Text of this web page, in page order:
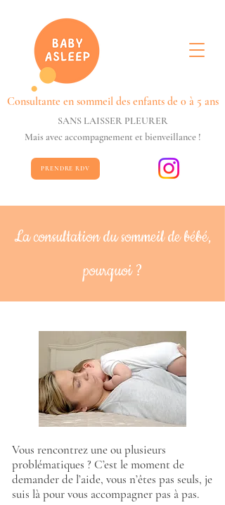
Consultante en sommeil des enfants de 0 à 5 ans
SANS LAISSER PLEURER
Mais avec accompagnement et bienveillance !
PRENDRE RDV
La consultation du sommeil de bébé,
pourquoi ?
Vous rencontrez une ou plusieurs
problématiques ? C’est le moment de
demander de l’aide, vous n’êtes pas seuls, je
suis là pour vous accompagner pas à pas.